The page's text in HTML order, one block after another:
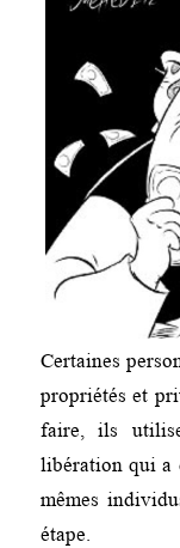
Certaines
propriétés et
faire, ils
libération qui a
mêmes
étape.